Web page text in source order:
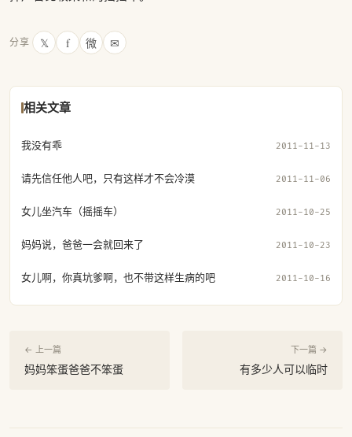
分享 𝕏 f 微 ✉
相关文章
我没有乖 2011-11-13
请先信任他人吧，只有这样才不会冷漠 2011-11-06
女儿坐汽车（摇摇车） 2011-10-25
妈妈说，爸爸一会就回来了 2011-10-23
女儿啊，你真坑爹啊，也不带这样生病的吧 2011-10-16
← 上一篇
妈妈笨蛋爸爸不笨蛋
下一篇 →
有多少人可以临时